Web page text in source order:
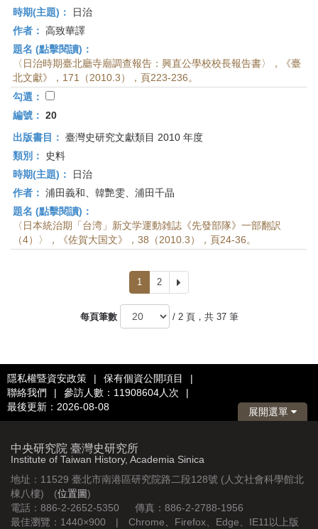
時期(主題)：
日治
作者： 高致華譯
題名 (點擊閱讀)：
〈日治時期臺北廳寺廟調查報告：興直公學校校長報告書〉，《臺
北文獻》，171（2010.3），頁223-236。
勾選：
編號： 20
出版書目： 臺灣史研究文獻類目 2010 年度
類別：
史料
時期(主題)：
日治
作者： 浦田義和、韓艷雯、浦田千晶
題名 (點擊閱讀)：
〈日本統治期「台湾」新文学運動雑誌《先發部隊》一部翻訳
（4）〉，《佐賀大国文》，38（2010.3），頁24-36。
1 2
一
每頁筆數
/ 2 頁，共 37 筆
隱私權暨資安政策 | 保有個資公開項目
|
聯絡我們
| 參訪人數：11908604人次
|
最後更新：2026-08-08
展開選單
中央研究院 臺灣史研究所
Institute of Taiwan History, Academia Sinica
地址：11529 臺北市南港區研究院路二段128號 (人文社會科學館北
棟八樓) (位置圖)
電話：886-2-2652-5350 傳真：886-2-2788-1956
最佳瀏覽：1440×900 | Chrome、Firefox、Edge、IE11以上版